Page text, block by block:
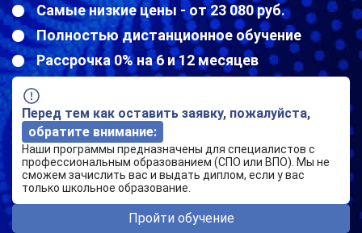
Самые низкие цены - от 23 080 руб.
Полностью дистанционное обучение
Рассрочка 0% на 6 и 12 месяцев
Перед тем как оставить заявку, пожалуйста,
обратите внимание:
Наши программы предназначены для специалистов с
профессиональным образованием (СПО или ВПО). Мы не
сможем зачислить вас и выдать диплом, если у вас
только школьное образование.
Пройти обучение